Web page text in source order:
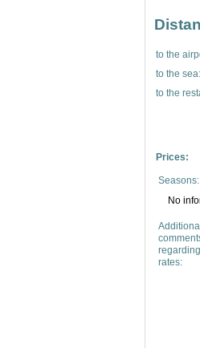
to the
to the sea:
to the
Prices:
Seasons:
No
Additional
rates: